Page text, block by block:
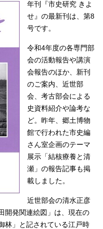
年刊『市史研究 きよ
せ』の最新刊は、第8
号です。
令和4年度の各専門部
会の活動報告や講演
会報告のほか、新刊
のご案内、近世部
会、考古部会による
史資料紹介や論考な
ど。昨年、郷土博物
館で行われた市史編
さん室企画のテーマ
展示「結核療養と清
瀬」の報告記事も掲
載しました。
近世部会の清水正彦
開発関連絵図」は、現在の
林」と記されている江戸時